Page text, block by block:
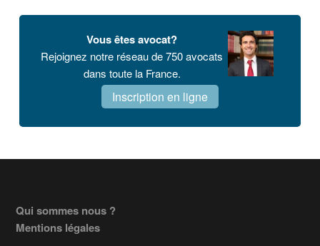
Vous êtes avocat?
Rejoignez notre réseau de 750 avocats
dans toute la France.
Inscription en ligne
Footer
Qui sommes nous ?
Mentions légales